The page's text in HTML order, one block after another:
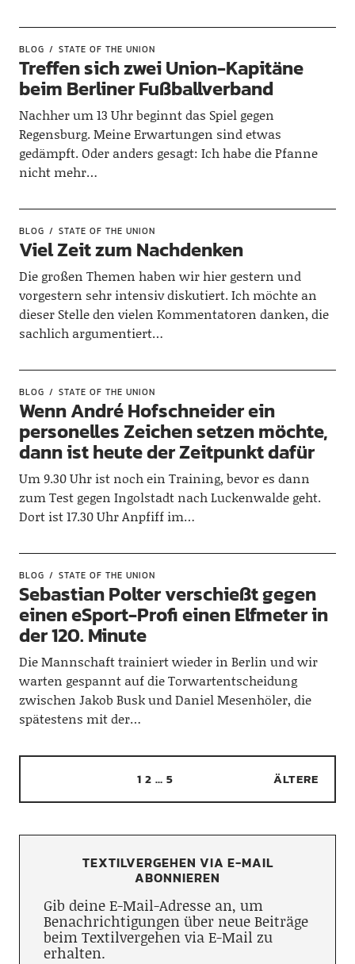
BLOG STATE OF THE UNION
Treffen sich zwei Union-Kapitäne
beim Berliner Fußballverband
Nachher um 13 Uhr beginnt das Spiel gegen
Regensburg. Meine Erwartungen sind etwas
gedämpft. Oder anders gesagt: Ich habe die Pfanne
nicht mehr…
BLOG STATE OF THE UNION
Viel Zeit zum Nachdenken
Die großen Themen haben wir hier gestern und
vorgestern sehr intensiv diskutiert. Ich möchte an
dieser Stelle den vielen Kommentatoren danken, die
sachlich argumentiert…
BLOG STATE OF THE UNION
Wenn André Hofschneider ein
personelles Zeichen setzen möchte,
dann ist heute der Zeitpunkt dafür
Um 9.30 Uhr ist noch ein Training, bevor es dann
zum Test gegen Ingolstadt nach Luckenwalde geht.
Dort ist 17.30 Uhr Anpfiff im…
BLOG STATE OF THE UNION
Sebastian Polter verschießt gegen
einen eSport-Profi einen Elfmeter in
der 120. Minute
Die Mannschaft trainiert wieder in Berlin und wir
warten gespannt auf die Torwartentscheidung
zwischen Jakob Busk und Daniel Mesenhöler, die
spätestens mit der…
1 2 … 5 ÄLTERE
TEXTILVERGEHEN VIA E-MAIL
ABONNIEREN
Gib deine E-Mail-Adresse an, um
Benachrichtigungen über neue Beiträge
beim Textilvergehen via E-Mail zu
erhalten.